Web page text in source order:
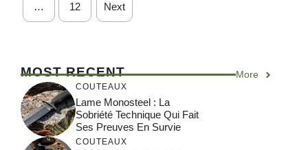
… 12 Next
MOST RECENT More
COUTEAUX
Lame Monosteel : La
Sobriété Technique Qui Fait
Ses Preuves En Survie
COUTEAUX